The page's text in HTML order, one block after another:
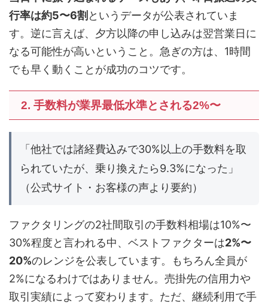
行率は約5〜6割 というデータが公表されていま
す。逆に言えば、夕方以降の申し込みは翌営業日に
なる可能性が高いということ。急ぎの方は、1時間
でも早く動くことが成功のコツです。
2. 手数料が業界最低水準とされる2%〜
「他社では諸経費込みで30%以上の手数料を取
られていたが、乗り換えたら9.3%になった」
（公式サイト・お客様の声より要約）
ファクタリングの2社間取引の手数料相場は10%〜
30%程度と言われる中、ベストファクターは2%〜
20%のレンジを公表しています。もちろん全員が
2%になるわけではありません。売掛先の信用力や
取引実績によって変わります。ただ、継続利用で手